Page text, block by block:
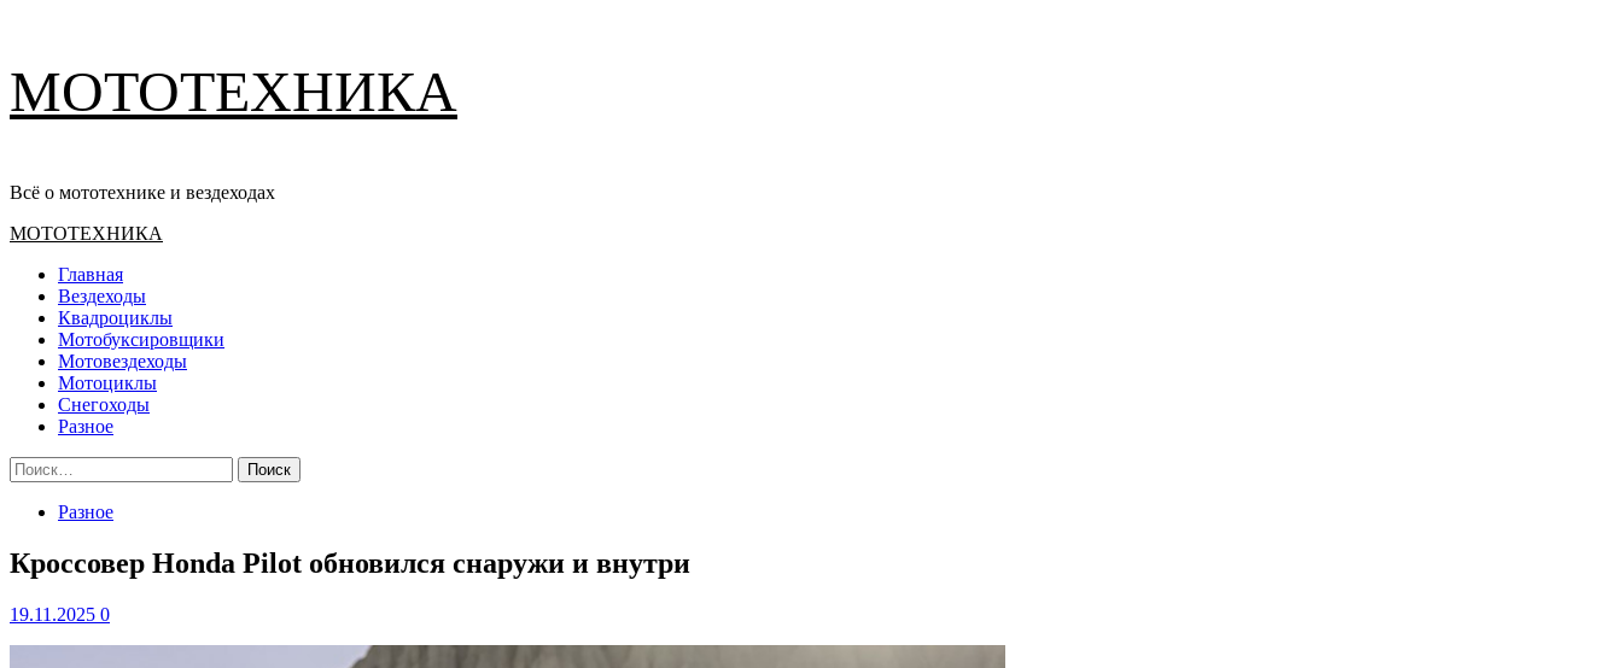
содержимому
МОТОТЕХНИКА
Всё о мототехнике и вездеходах
Основное
МОТОТЕХНИКА
Главная
Вездеходы
Квадроциклы
Мотобуксировщики
Мотовездеходы
Мотоциклы
Снегоходы
Разное
Найти:
Разное
Кроссовер Honda Pilot обновился снаружи и внутри
19.11.2025 0